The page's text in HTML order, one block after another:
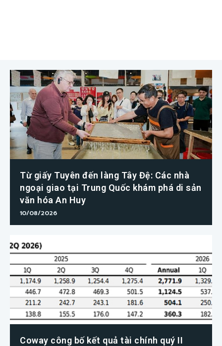
Từ giấy Tuyên đến làng Tây Đệ: Các nhà
ngoại giao tại Trung Quốc khám phá di sản
văn hóa An Huy
10/08/2026
Coway công bố kết quả tài chính quý II